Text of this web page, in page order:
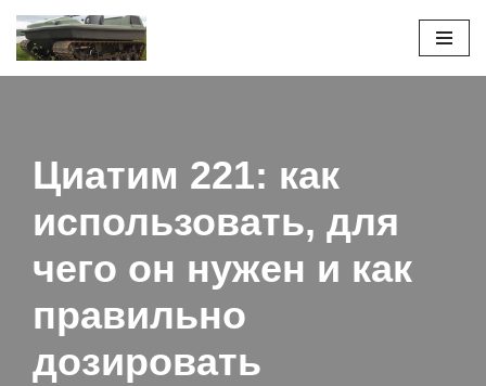
Перейти
Циатим 221: как
использовать, для
чего он нужен и как
правильно
дозировать